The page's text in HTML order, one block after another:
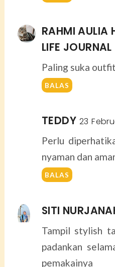
RAHMI AULIA
LIFE JOURNAL
Paling suka
BALAS
TEDDY 23
Perlu
nyaman dan
BALAS
SITI
Tampil stylish
padankan
pemakainya